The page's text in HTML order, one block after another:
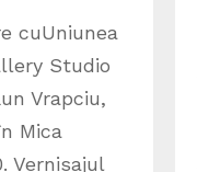
cuUniunea
Studio
Vrapciu,
Mica
Vernisajul